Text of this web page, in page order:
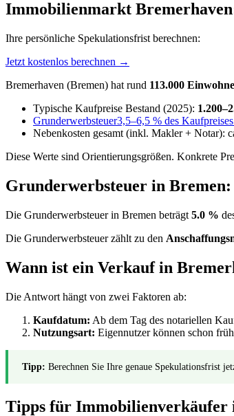
Immobilienmarkt
Ihre persönliche Spekulationsfrist berechnen:
Jetzt kostenlos berechnen →
Bremerhaven (Bremen) hat rund 113.000
Typische Kaufpreise Bestand (2025):
Grunderwerbsteuer3,5–6,5 % des
Nebenkosten gesamt (inkl. Makler + Notar):
Diese Werte sind Orientierungsgrößen. Konkrete
Grunderwerbsteuer in Bremen:
Die Grunderwerbsteuer in Bremen beträgt 5.0 %
Die Grunderwerbsteuer zählt zu den
Wann ist ein Verkauf in
Die Antwort hängt von zwei Faktoren ab:
Kaufdatum: Ab dem Tag des notariellen
Nutzungsart: Eigennutzer können schon
Tipp: Berechnen Sie Ihre genaue Spekulationsfrist
Tipps für Immobilienverkäufer